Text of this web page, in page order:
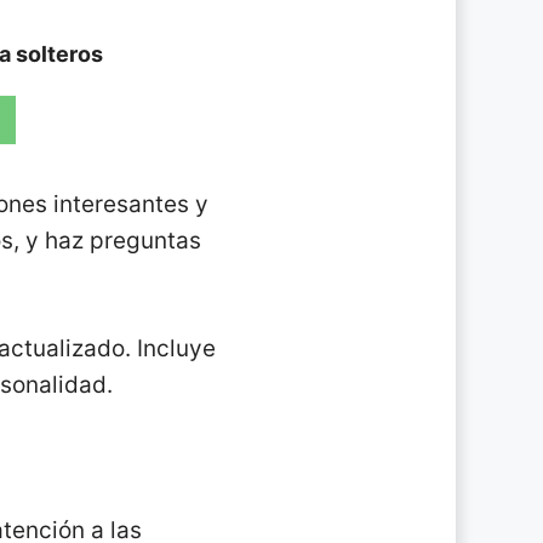
solteros
interesantes y
y haz preguntas
Incluye
a las